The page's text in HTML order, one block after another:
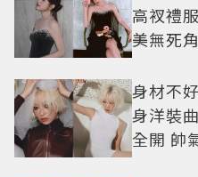
高衩禮
美無死
身材不
身洋裝
全開 帥